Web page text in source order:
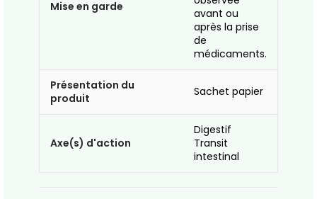
Mise en garde
avant ou
après la prise
de
médicaments.
Présentation du
produit
Sachet papier
Axe(s) d'action
Digestif
Transit
intestinal